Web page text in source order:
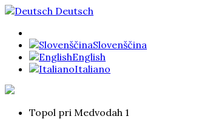
Deutsch
Slovenščina
English
Italiano
Topol pri Medvodah 1